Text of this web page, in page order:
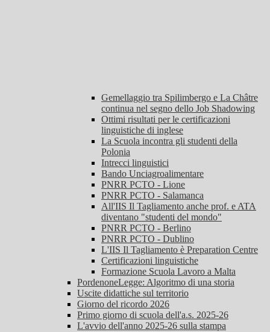
Gemellaggio tra Spilimbergo e La Châtre
continua nel segno dello Job Shadowing
Ottimi risultati per le certificazioni
linguistiche di inglese
La Scuola incontra gli studenti della
Polonia
Intrecci linguistici
Bando Unciagroalimentare
PNRR PCTO - Lione
PNRR PCTO - Salamanca
All'IIS Il Tagliamento anche prof. e ATA
diventano "studenti del mondo"
PNRR PCTO - Berlino
PNRR PCTO - Dublino
L'IIS Il Tagliamento è Preparation Centre
Certificazioni linguistiche
Formazione Scuola Lavoro a Malta
PordenoneLegge: Algoritmo di una storia
Uscite didattiche sul territorio
Giorno del ricordo 2026
Primo giorno di scuola dell'a.s. 2025-26
L'avvio dell'anno 2025-26 sulla stampa